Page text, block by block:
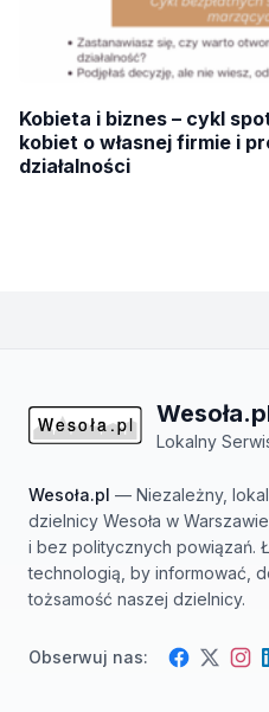
Kobieta i biznes – cykl
kobiet o własnej firmie i
działalności
Lokalny
Wesoła.pl — Niezależny,
dzielnicy Wesoła w
i bez politycznych powiązań.
technologią, by informować,
tożsamość naszej dzielnicy.
Obserwuj nas: Facebook
Twitter